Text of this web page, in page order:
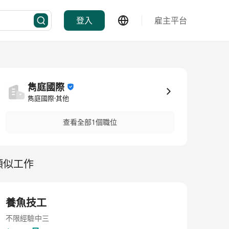
登入 雇主平台
雋庭國際
雋庭國際·其他
查看全部1個職位
似工作
養魚技工
不限經驗中三